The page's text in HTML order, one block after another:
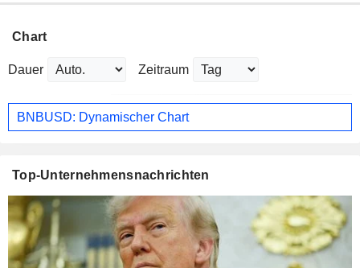
Chart
Dauer Zeitraum
BNBUSD: Dynamischer Chart
Top-Unternehmensnachrichten